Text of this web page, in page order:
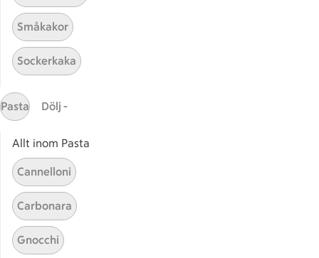
Här hittar du alla goda recept du har sparat och
Sidfot
Start
Få snabbt svar
FAQ
Småkakor
Sockerkaka
Pasta Dölj -
Allt inom Pasta
Cannelloni
Carbonara
Gnocchi